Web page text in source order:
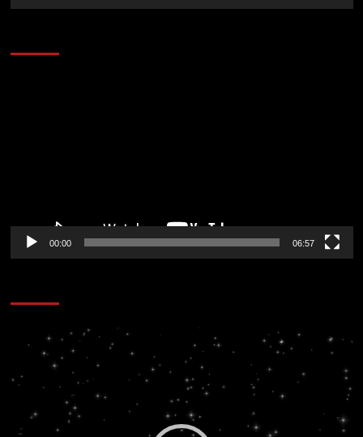
00:00 06:57
Reproductor
vídeo